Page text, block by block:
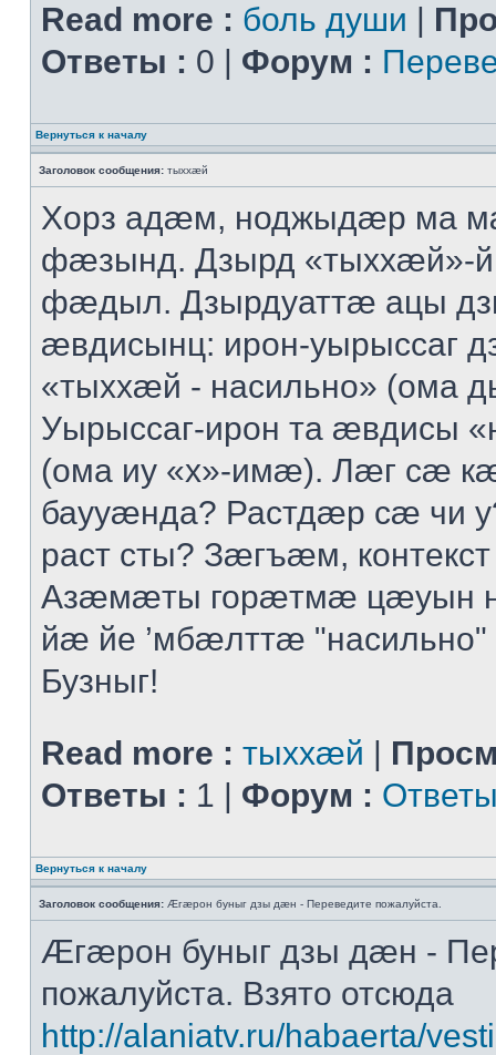
Read more : боль души |
Ответы : 0 | Форум :
Вернуться к началу
Заголовок сообщения: тыххӕй
Хорз адӕм, ноджыдӕр ма
фӕзынд. Дзырд «тыххӕй»-
фӕдыл. Дзырдуаттӕ ацы
ӕвдисынц: ирон-уырыссаг
«тыххӕй - насильно» (ома
Уырыссаг-ирон та ӕвдисы
(ома иу «х»-имӕ). Лӕг сӕ
баууӕнда? Растдӕр сӕ чи
раст сты? Зӕгъӕм,
Азӕмӕты горӕтмӕ
йӕ йе ’мбӕлттӕ "насильно"
Бузныг!
Read more : тыххӕй |
Ответы : 1 | Форум :
Вернуться к началу
Заголовок сообщения: Æгæрон буныг дзы дæн - Переведите пожалуйста.
Æгæрон буныг дзы дæн -
пожалуйста. Взято отсюда
http://alaniatv.ru/habaerta/